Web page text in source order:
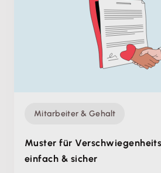
Mitarbeiter & Gehalt
Muster für
einfach & sicher